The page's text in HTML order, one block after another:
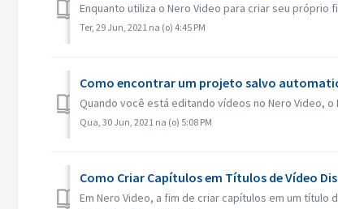
Enquanto utiliza o Nero Video para criar seu
Ter, 29 Jun, 2021 na (o) 4:45 PM
Como encontrar um projeto salvo
Quando você está editando vídeos no Nero Video,
Qua, 30 Jun, 2021 na (o) 5:08 PM
Como Criar Capítulos em Títulos de Vídeo
Em Nero Video, a fim de criar capítulos em um título